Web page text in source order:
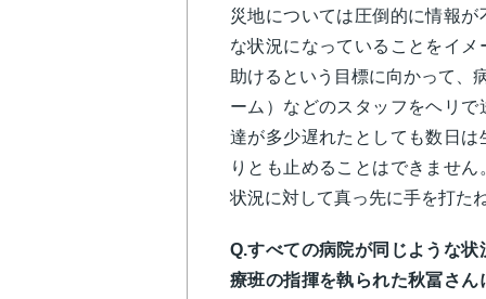
災地については圧倒的に情報
な状況になっていることをイ
助けるという目標に向かって、
ーム）などのスタッフをヘリ
達が多少遅れたとしても数日
りとも止めることはできませ
状況に対して真っ先に手を打た
Q.すべての病院が同じような
療班の指揮を執られた秋冨さ